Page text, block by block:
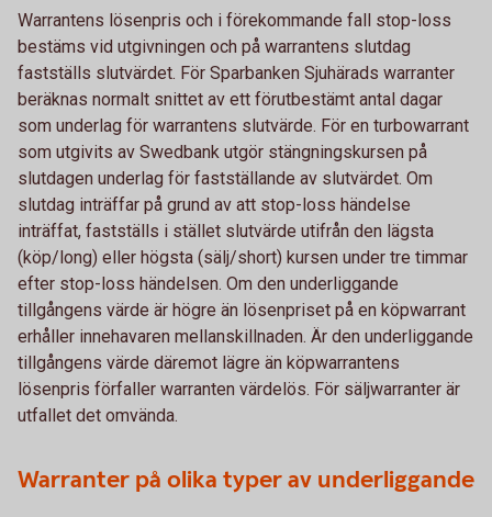
Warrantens lösenpris och i förekommande fall stop-loss
bestäms vid utgivningen och på warrantens slutdag
fastställs slutvärdet. För Sparbanken Sjuhärads warranter
beräknas normalt snittet av ett förutbestämt antal dagar
som underlag för warrantens slutvärde. För en turbowarrant
som utgivits av Swedbank utgör stängningskursen på
slutdagen underlag för fastställande av slutvärdet. Om
slutdag inträffar på grund av att stop-loss händelse
inträffat, fastställs i stället slutvärde utifrån den lägsta
(köp/long) eller högsta (sälj/short) kursen under tre timmar
efter stop-loss händelsen. Om den underliggande
tillgångens värde är högre än lösenpriset på en köpwarrant
erhåller innehavaren mellanskillnaden. Är den underliggande
tillgångens värde däremot lägre än köpwarrantens
lösenpris förfaller warranten värdelös. För säljwarranter är
utfallet det omvända.
Warranter på olika typer av underliggande